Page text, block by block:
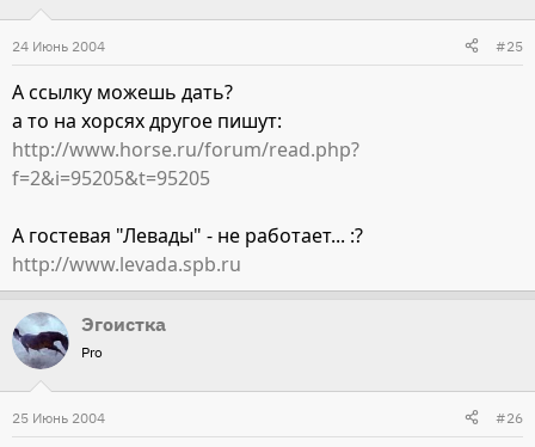
24 Июнь 2004 #25
А ссылку можешь дать?
а то на хорсях другое пишут:
http://www.horse.ru/forum/read.php?
f=2&i=95205&t=95205
А гостевая "Левады" - не работает... :?
http://www.levada.spb.ru
Эгоистка
Pro
25 Июнь 2004 #26